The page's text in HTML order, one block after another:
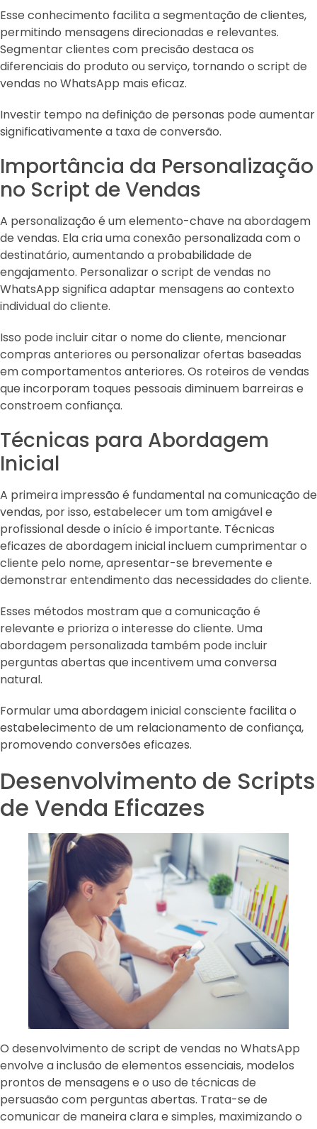
Esse conhecimento facilita a segmentação de clientes,
permitindo mensagens direcionadas e relevantes.
Segmentar clientes com precisão destaca os
diferenciais do produto ou serviço, tornando o script de
vendas no WhatsApp mais eficaz.
Investir tempo na definição de personas pode aumentar
significativamente a taxa de conversão.
Importância da Personalização
no Script de Vendas
A personalização é um elemento-chave na abordagem
de vendas. Ela cria uma conexão personalizada com o
destinatário, aumentando a probabilidade de
engajamento. Personalizar o script de vendas no
WhatsApp significa adaptar mensagens ao contexto
individual do cliente.
Isso pode incluir citar o nome do cliente, mencionar
compras anteriores ou personalizar ofertas baseadas
em comportamentos anteriores. Os roteiros de vendas
que incorporam toques pessoais diminuem barreiras e
constroem confiança.
Técnicas para Abordagem
Inicial
A primeira impressão é fundamental na comunicação de
vendas, por isso, estabelecer um tom amigável e
profissional desde o início é importante. Técnicas
eficazes de abordagem inicial incluem cumprimentar o
cliente pelo nome, apresentar-se brevemente e
demonstrar entendimento das necessidades do cliente.
Esses métodos mostram que a comunicação é
relevante e prioriza o interesse do cliente. Uma
abordagem personalizada também pode incluir
perguntas abertas que incentivem uma conversa
natural.
Formular uma abordagem inicial consciente facilita o
estabelecimento de um relacionamento de confiança,
promovendo conversões eficazes.
Desenvolvimento de Scripts
de Venda Eficazes
O desenvolvimento de script de vendas no WhatsApp
envolve a inclusão de elementos essenciais, modelos
prontos de mensagens e o uso de técnicas de
persuasão com perguntas abertas. Trata-se de
comunicar de maneira clara e simples, maximizando o